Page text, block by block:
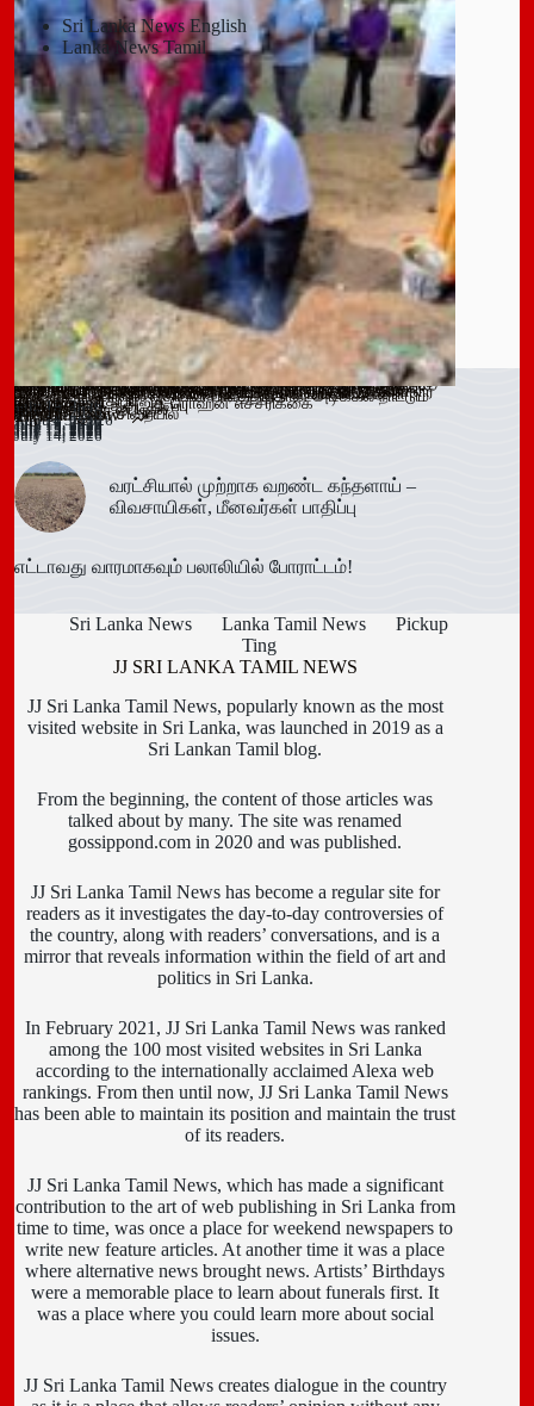
வரட்சியால் முற்றாக வறண்ட கந்தளாய் – விவசாயிகள்,
மீனவர்கள் பாதிப்பு
August 3, 2026
ஓகஸ்ட் நடுப்பகுதி வரை அபாயம் – வவுனியாவிலும் 67 பேருக்கு
டெங்கு உறுதி
July 16, 2026
இளைஞர்களை போதைக்கு இட்டுச் செல்லும் சமூக ஊடக
விளம்பரங்கள் – அஜித் ரொஹன எச்சரிக்கை
July 15, 2026
காலி சிறையை குறிவைத்து போதைப்பொருள் கடத்தல் முயற்சி
முறியடிப்பு
July 15, 2026
வவுனியா மாநகர முதல்வரை பதவி நீக்கும் வர்த்தமானிக்கு
இடைக்காலத் தடை நீடிப்பு
July 15, 2026
கந்தளாயில் பொலிஸ் விசேட சோதனை!
July 15, 2026
வவுனியா – போகஸ்வெவ வீதி (B442) அபிவிருத்திப் பணிகள்
ஆரம்பம்!
July 15, 2026
அரச அதிகாரிகளுக்கான விடுமுறை விதிகளில் திருத்தம்;
அமைச்சரவை ஒப்புதல்
July 15, 2026
மஸ்கெலியா பொலிஸ் பிரிவில் போதைப்பொருளுடன் இருவர்
கைது!
July 15, 2026
பூநகரி பிரதேச செயலகத்தின் புதிய உதவிப் பிரதேச செயலாளர்
கடமையேற்பு!
July 15, 2026
யாழ். மாவட்ட கல்வி அபிவிருத்தி உப குழுக் கூட்டம்!
July 15, 2026
புதுக்குடியிருப்பு பாடசாலையில் பதற்றம்; சக மாணவர்களை
தாக்கிய மூவர் சிறையில்
July 14, 2026
கல்வயல் நுணாவில் வீதியின் பாலத்திற்கான அடிக்கல் நாட்டும்
விழா!
July 14, 2026
Sri Lanka News English
Lanka News Tamil
Leave a Reply
You must be logged in to post a comment.
Trending now
வரட்சியால் முற்றாக வறண்ட கந்தளாய் –
விவசாயிகள், மீனவர்கள் பாதிப்பு
எட்டாவது வாரமாகவும் பலாலியில் போராட்டம்!
Sri Lanka News Lanka Tamil News
Pickup
Ting
JJ SRI LANKA TAMIL NEWS
JJ Sri Lanka Tamil News, popularly known as the most
visited website in Sri Lanka, was launched in 2019 as a
Sri Lankan Tamil blog.
From the beginning, the content of those articles was
talked about by many. The site was renamed
gossippond.com in 2020 and was published.
JJ Sri Lanka Tamil News has become a regular site for
readers as it investigates the day-to-day controversies of
the country, along with readers’ conversations, and is a
mirror that reveals information within the field of art and
politics in Sri Lanka.
In February 2021, JJ Sri Lanka Tamil News was ranked
among the 100 most visited websites in Sri Lanka
according to the internationally acclaimed Alexa web
rankings. From then until now, JJ Sri Lanka Tamil News
has been able to maintain its position and maintain the trust
of its readers.
JJ Sri Lanka Tamil News, which has made a significant
contribution to the art of web publishing in Sri Lanka from
time to time, was once a place for weekend newspapers to
write new feature articles. At another time it was a place
where alternative news brought news. Artists’ Birthdays
were a memorable place to learn about funerals first. It
was a place where you could learn more about social
issues.
JJ Sri Lanka Tamil News creates dialogue in the country